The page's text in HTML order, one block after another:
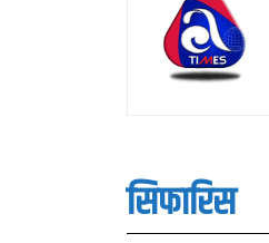
सिफारिस